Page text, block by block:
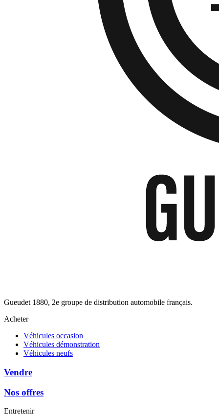
Gueudet 1880, 2e groupe de distribution automobile français.
Acheter
Véhicules occasion
Véhicules démonstration
Véhicules neufs
Vendre
Nos offres
Entretenir